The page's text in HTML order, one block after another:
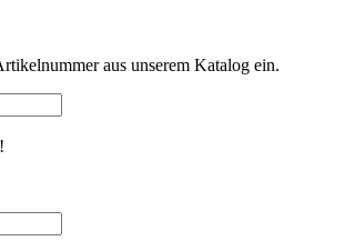
aus unserem Katalog ein.